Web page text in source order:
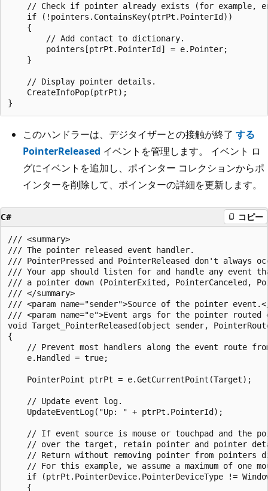
// Check if pointer already exists (for example,
    if (!pointers.ContainsKey(ptrPt.PointerId))
    {
        // Add contact to dictionary.
        pointers[ptrPt.PointerId] = e.Pointer;
    }
    // Display pointer details.
    CreateInfoPop(ptrPt);
このハンドラーは、デジタイザーとの接触が終了 する
PointerReleased イベントを管理します。 イベント ロ
グにイベントを追加し、ポインター コレクションからポ
インターを削除して、ポインターの詳細を更新します。
C# コピー
/// <summary>
/// The pointer released event handler.
/// PointerPressed and PointerReleased don't always
/// Your app should listen for and handle any event
/// a pointer down (PointerExited, PointerCanceled,
/// </summary>
/// <param name="sender">Source of the pointer event.</
/// <param name="e">Event args for the pointer routed
void Target_PointerReleased(object sender,
{
// Prevent most handlers along the event route
    e.Handled = true;
    PointerPoint ptrPt = e.GetCurrentPoint(Target);
    // Update event log.
    UpdateEventLog("Up: " + ptrPt.PointerId);
// If event source is mouse or touchpad and the
// over the target, retain pointer and pointer
// Return without removing pointer from pointers
// For this example, we assume a maximum of one
if (ptrPt.PointerDevice.PointerDeviceType !=
    {